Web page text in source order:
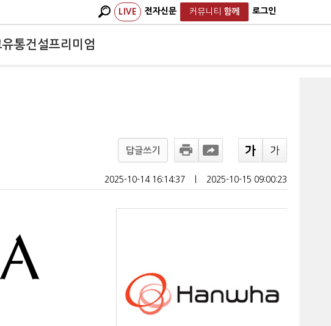
LIVE 전자신문 커뮤니티 함께 로그인
유통건설프리미엄
답글쓰기
2025-10-14 16:14:37 2025-10-15 09:00:23